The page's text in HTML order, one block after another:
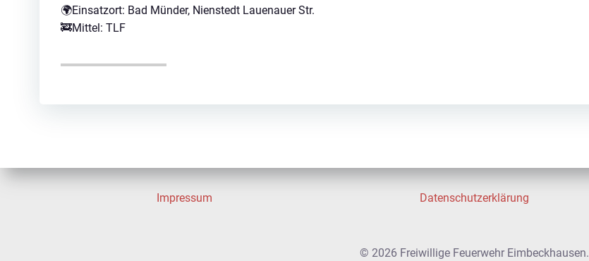
🌍Einsatzort: Bad Münder, Nienstedt Lauenauer Str.
🚒Mittel: TLF
Impressum Datenschutzerklärung
© 2026 Freiwillige Feuerwehr Eimbeckhausen.